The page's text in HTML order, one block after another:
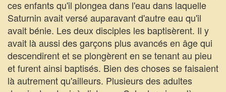
ces enfants qu'il plongea dans l'eau dans laquelle
Saturnin avait versé auparavant d'autre eau qu'il
avait bénie. Les deux disciples les baptisèrent. Il y
avait là aussi des garçons plus avancés en âge qui
descendirent et se plongèrent en se tenant au pieu
et furent ainsi baptisés. Bien des choses se faisaient
là autrement qu'ailleurs. Plusieurs des adultes